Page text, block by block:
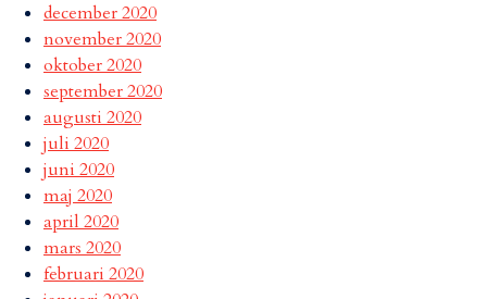
december 2020
november 2020
oktober 2020
september 2020
augusti 2020
juli 2020
juni 2020
maj 2020
april 2020
mars 2020
februari 2020